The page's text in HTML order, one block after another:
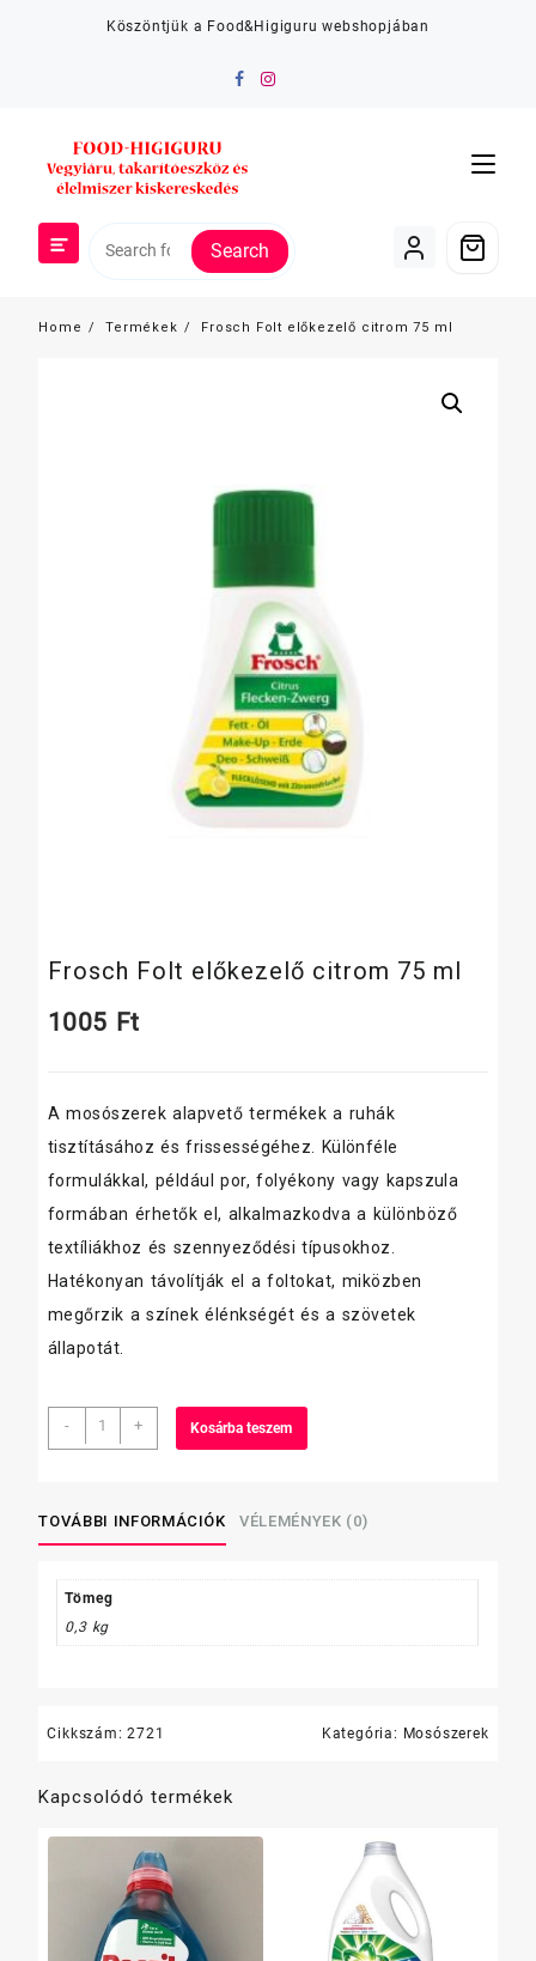
Köszöntjük a Food&Higiguru webshopjában
Search
Home Termékek Frosch Folt előkezelő citrom 75 ml
Frosch Folt előkezelő citrom 75 ml
1005 Ft
A mosószerek alapvető termékek a ruhák
tisztításához és frissességéhez. Különféle
formulákkal, például por, folyékony vagy kapszula
formában érhetők el, alkalmazkodva a különböző
textíliákhoz és szennyeződési típusokhoz.
Hatékonyan távolítják el a foltokat, miközben
megőrzik a színek élénkségét és a szövetek
állapotát.
-
Frosch
Folt
75
ml
+ Kosárba teszem
TOVÁBBI INFORMÁCIÓK VÉLEMÉNYEK (0)
Tömeg
0,3 kg
Cikkszám:2721 Kategória: Mosószerek
Kapcsolódó termékek